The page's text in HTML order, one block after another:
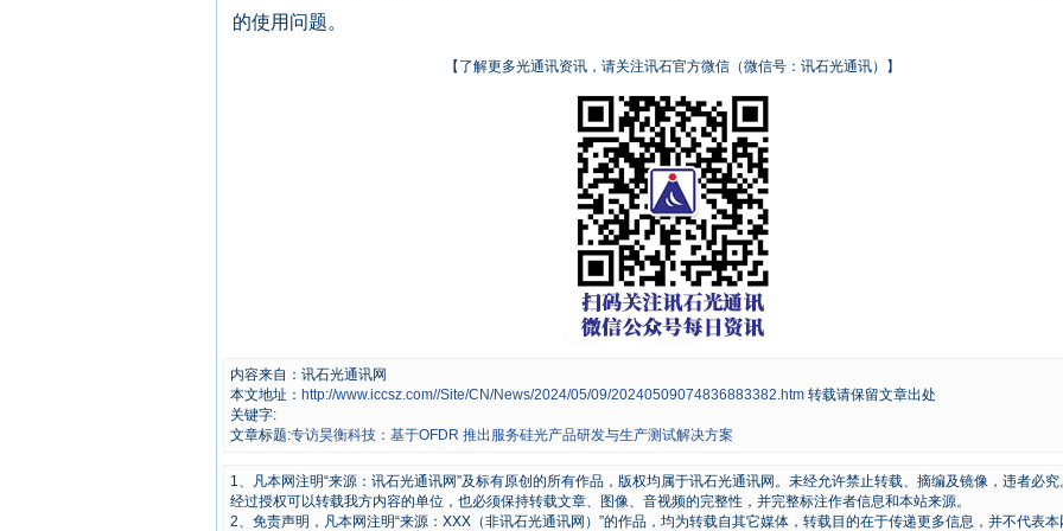
的使用问题。
【了解更多光通讯资讯，请关注讯石官方微信（微信号：讯石光通讯）】
内容来自：讯石光通讯网
本文地址： http://www.iccsz.com//Site/CN/News/2024/05/09/20240509074836883382.htm 转载请保留文章出处
关键字:
文章标题:专访昊衡科技：基于OFDR 推出服务硅光产品研发与生产测试解决方案
1、凡本网注明“来源：讯石光通讯网”及标有原创的所有作品，版权均属于讯石光通讯网。未经允许禁止转载、摘编及镜像，违者必究
经过授权可以转载我方内容的单位，也必须保持转载文章、图像、音视频的完整性，并完整标注作者信息和本站来源。
2、免责声明，凡本网注明“来源：XXX（非讯石光通讯网）”的作品，均为转载自其它媒体，转载目的在于传递更多信息，并不代表本